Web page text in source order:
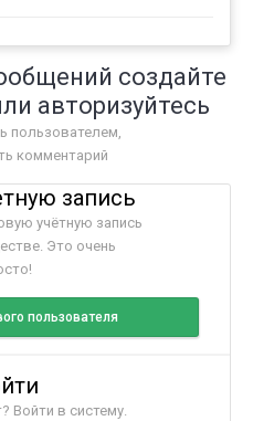
создайте
авторизуйтесь
пользователем,
комментарий
запись
учётную запись
Это очень
пользователя
Войти в систему.